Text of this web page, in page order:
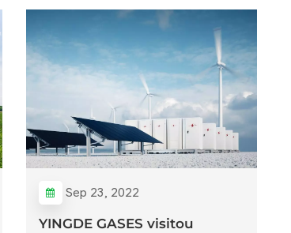
Sep 23, 2022
YINGDE GASES visitou